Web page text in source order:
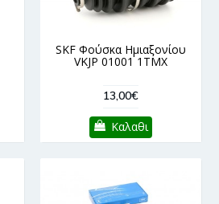
SKF Φούσκα Ημιαξονίου
VKJP 01001 1ΤΜΧ
13,00€
Καλαθι